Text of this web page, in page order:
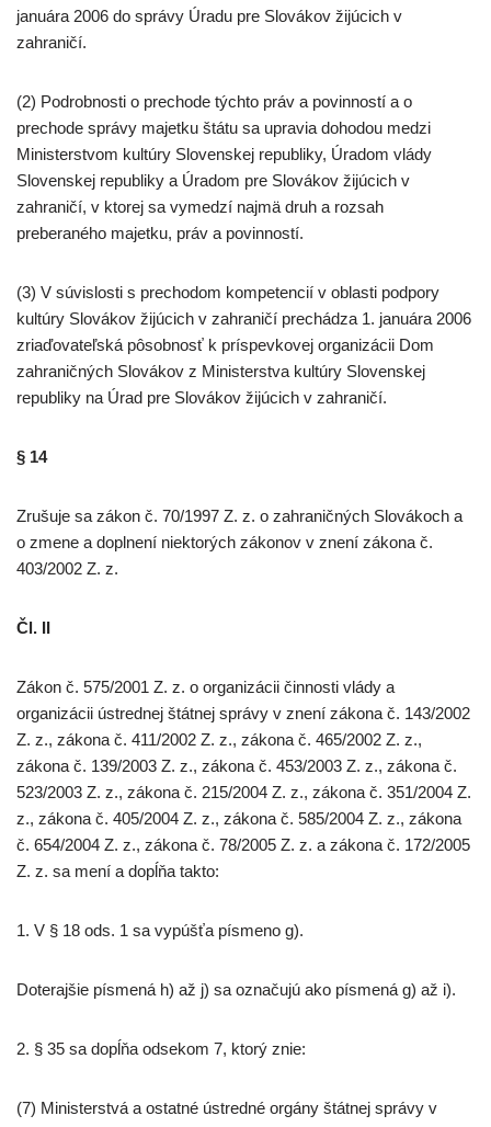
januára 2006 do správy Úradu pre Slovákov žijúcich v
zahraničí.
(2) Podrobnosti o prechode týchto práv a povinností a o
prechode správy majetku štátu sa upravia dohodou medzi
Ministerstvom kultúry Slovenskej republiky, Úradom vlády
Slovenskej republiky a Úradom pre Slovákov žijúcich v
zahraničí, v ktorej sa vymedzí najmä druh a rozsah
preberaného majetku, práv a povinností.
(3) V súvislosti s prechodom kompetencií v oblasti podpory
kultúry Slovákov žijúcich v zahraničí prechádza 1. januára 2006
zriaďovateľská pôsobnosť k príspevkovej organizácii Dom
zahraničných Slovákov z Ministerstva kultúry Slovenskej
republiky na Úrad pre Slovákov žijúcich v zahraničí.
§ 14
Zrušuje sa zákon č. 70/1997 Z. z. o zahraničných Slovákoch a
o zmene a doplnení niektorých zákonov v znení zákona č.
403/2002 Z. z.
Čl. II
Zákon č. 575/2001 Z. z. o organizácii činnosti vlády a
organizácii ústrednej štátnej správy v znení zákona č. 143/2002
Z. z., zákona č. 411/2002 Z. z., zákona č. 465/2002 Z. z.,
zákona č. 139/2003 Z. z., zákona č. 453/2003 Z. z., zákona č.
523/2003 Z. z., zákona č. 215/2004 Z. z., zákona č. 351/2004 Z.
z., zákona č. 405/2004 Z. z., zákona č. 585/2004 Z. z., zákona
č. 654/2004 Z. z., zákona č. 78/2005 Z. z. a zákona č. 172/2005
Z. z. sa mení a dopĺňa takto:
1. V § 18 ods. 1 sa vypúšťa písmeno g).
Doterajšie písmená h) až j) sa označujú ako písmená g) až i).
2. § 35 sa dopĺňa odsekom 7, ktorý znie:
(7) Ministerstvá a ostatné ústredné orgány štátnej správy v